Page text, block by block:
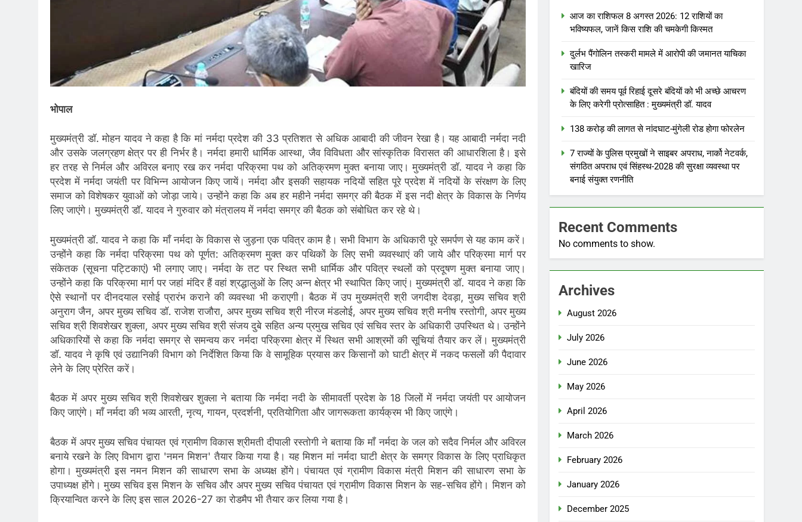
भोपाल
मुख्यमंत्री डॉ. मोहन यादव ने कहा है कि मां नर्मदा प्रदेश की 33 प्रतिशत से अधिक आबादी की जीवन रेखा है। यह आबादी नर्मदा नदी
और उसके जलग्रहण क्षेत्र पर ही निर्भर है। नर्मदा हमारी धार्मिक आस्था, जैव विविधता और सांस्कृतिक विरासत की आधारशिला है। इसे
हर तरह से निर्मल और अविरल बनाए रख कर नर्मदा परिक्रमा पथ को अतिक्रमण मुक्त बनाया जाए। मुख्यमंत्री डॉ. यादव ने कहा कि
प्रदेश में नर्मदा जयंती पर विभिन्न आयोजन किए जायें। नर्मदा और इसकी सहायक नदियों सहित पूरे प्रदेश में नदियों के संरक्षण के लिए
समाज को विशेषकर युवाओं को जोड़ा जाये। उन्होंने कहा कि अब हर महीने नर्मदा समग्र की बैठक में इस नदी क्षेत्र के विकास के निर्णय
लिए जाएंगे। मुख्यमंत्री डॉ. यादव ने गुरुवार को मंत्रालय में नर्मदा समग्र की बैठक को संबोधित कर रहे थे।
मुख्यमंत्री डॉ. यादव ने कहा कि माँ नर्मदा के विकास से जुड़ना एक पवित्र काम है। सभी विभाग के अधिकारी पूरे समर्पण से यह काम करें।
उन्होंने कहा कि नर्मदा परिक्रमा पथ को पूर्णत: अतिक्रमण मुक्त कर पथिकों के लिए सभी व्यवस्थाएं की जाये और परिक्रमा मार्ग पर
संकेतक (सूचना पट्टिकाएं) भी लगाए जाए। नर्मदा के तट पर स्थित सभी धार्मिक और पवित्र स्थलों को प्रदूषण मुक्त बनाया जाए।
उन्होंने कहा कि परिक्रमा मार्ग पर जहां मंदिर हैं वहां श्रद्धालुओं के लिए अन्न क्षेत्र भी स्थापित किए जाएं। मुख्यमंत्री डॉ. यादव ने कहा कि
ऐसे स्थानों पर दीनदयाल रसोई प्रारंभ कराने की व्यवस्था भी कराएगी। बैठक में उप मुख्यमंत्री श्री जगदीश देवड़ा, मुख्य सचिव श्री
अनुराग जैन, अपर मुख्य सचिव डॉ. राजेश राजौरा, अपर मुख्य सचिव श्री नीरज मंडलोई, अपर मुख्य सचिव श्री मनीष रस्तोगी, अपर मुख्य
सचिव श्री शिवशेखर शुक्ला, अपर मुख्य सचिव श्री संजय दुबे सहित अन्य प्रमुख सचिव एवं सचिव स्तर के अधिकारी उपस्थित थे। उन्होंने
अधिकारियों से कहा कि नर्मदा समग्र से समन्वय कर नर्मदा परिक्रमा क्षेत्र में स्थित सभी आश्रमों की सूचियां तैयार कर लें। मुख्यमंत्री
डॉ. यादव ने कृषि एवं उद्यानिकी विभाग को निर्देशित किया कि वे सामूहिक प्रयास कर किसानों को घाटी क्षेत्र में नकद फसलों की पैदावार
लेने के लिए प्रेरित करें।
बैठक में अपर मुख्य सचिव श्री शिवशेखर शुक्ला ने बताया कि नर्मदा नदी के सीमावर्ती प्रदेश के 18 जिलों में नर्मदा जयंती पर आयोजन
किए जाएंगे। माँ नर्मदा की भव्य आरती, नृत्य, गायन, प्रदर्शनी, प्रतियोगिता और जागरूकता कार्यक्रम भी किए जाएंगे।
बैठक में अपर मुख्य सचिव पंचायत एवं ग्रामीण विकास श्रीमती दीपाली रस्तोगी ने बताया कि माँ नर्मदा के जल को सदैव निर्मल और अविरल
बनाये रखने के लिए विभाग द्वारा 'नमन मिशन' तैयार किया गया है। यह मिशन मां नर्मदा घाटी क्षेत्र के समग्र विकास के लिए प्राधिकृत
होगा। मुख्यमंत्री इस नमन मिशन की साधारण सभा के अध्यक्ष होंगे। पंचायत एवं ग्रामीण विकास मंत्री मिशन की साधारण सभा के
उपाध्यक्ष होंगे। मुख्य सचिव इस मिशन के सचिव और अपर मुख्य सचिव पंचायत एवं ग्रामीण विकास मिशन के सह-सचिव होंगे। मिशन को
क्रियान्वित करने के लिए इस साल 2026-27 का रोडमैप भी तैयार कर लिया गया है।
आज का राशिफल 8 अगस्त 2026: 12 राशियों का
भविष्यफल, जानें किस राशि की चमकेगी किस्मत
दुर्लभ पैंगोलिन तस्करी मामले में आरोपी की जमानत याचिका
खारिज
बंदियों की समय पूर्व रिहाई दूसरे बंदियों को भी अच्छे आचरण
के लिए करेगी प्रोत्साहित : मुख्यमंत्री डॉ. यादव
138 करोड़ की लागत से नांदघाट-मुंगेली रोड होगा फोरलेन
7 राज्यों के पुलिस प्रमुखों ने साइबर अपराध, नार्को नेटवर्क,
संगठित अपराध एवं सिंहस्थ-2028 की सुरक्षा व्यवस्था पर
बनाई संयुक्त रणनीति
Recent Comments
No comments to show.
Archives
August 2026
July 2026
June 2026
May 2026
April 2026
March 2026
February 2026
January 2026
December 2025